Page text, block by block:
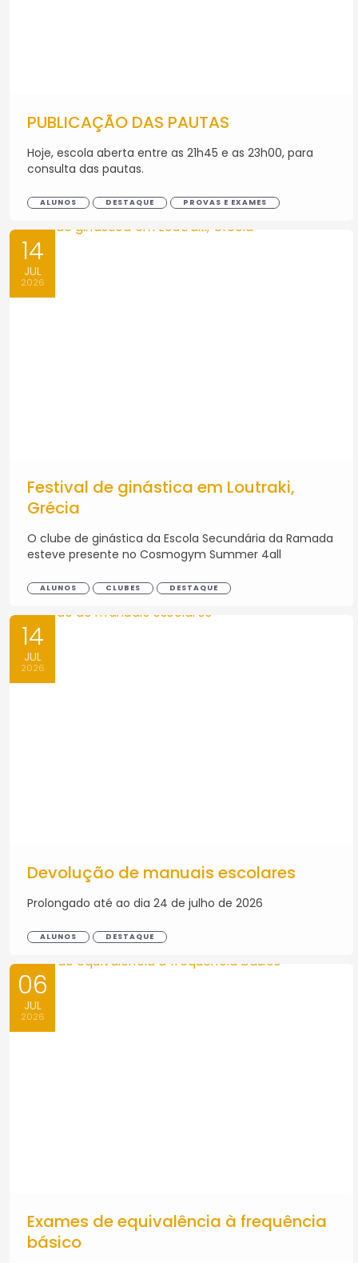
PUBLICAÇÃO DAS PAUTAS
Hoje, escola aberta entre as 21h45 e as 23h00, para
consulta das pautas.
ALUNOS DESTAQUE PROVAS E EXAMES
14
JUL
2026
Festival de ginástica em Loutraki,
Grécia
O clube de ginástica da Escola Secundária da Ramada
esteve presente no Cosmogym Summer 4all
ALUNOS CLUBES DESTAQUE
14
JUL
2026
Devolução de manuais escolares
Prolongado até ao dia 24 de julho de 2026
ALUNOS DESTAQUE
06
JUL
2026
Exames de equivalência à frequência
básico